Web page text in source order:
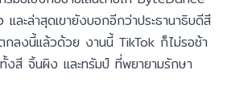
ละล่าสุดเขายังบอกอีกว่าประธานาธิบดีสี
ลงนี้แล้วด้วย งานนี้ TikTok ก็ไม่รอช้า
สี จิ้นผิง และทรัมป์ ที่พยายามรักษา